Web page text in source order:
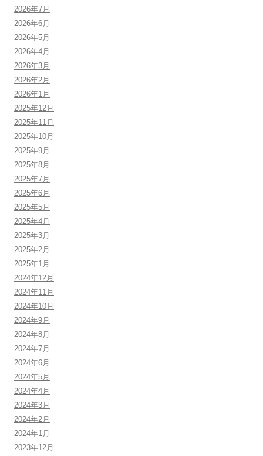
2026年7月
2026年6月
2026年5月
2026年4月
2026年3月
2026年2月
2026年1月
2025年12月
2025年11月
2025年10月
2025年9月
2025年8月
2025年7月
2025年6月
2025年5月
2025年4月
2025年3月
2025年2月
2025年1月
2024年12月
2024年11月
2024年10月
2024年9月
2024年8月
2024年7月
2024年6月
2024年5月
2024年4月
2024年3月
2024年2月
2024年1月
2023年12月